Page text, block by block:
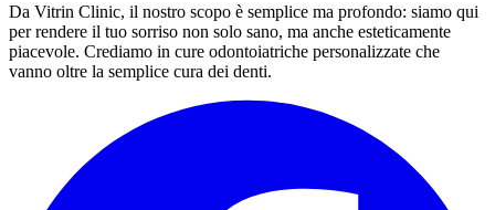
Da Vitrin Clinic, il nostro scopo è semplice ma profondo: siamo qui
per rendere il tuo sorriso non solo sano, ma anche esteticamente
piacevole. Crediamo in cure odontoiatriche personalizzate che
vanno oltre la semplice cura dei denti.